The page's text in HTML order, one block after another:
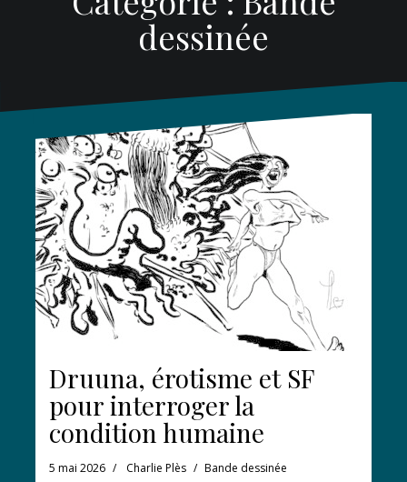
dessinée
Druuna, érotisme et SF
pour interroger la
condition humaine
5 mai 2026 Charlie Plès Bande dessinée